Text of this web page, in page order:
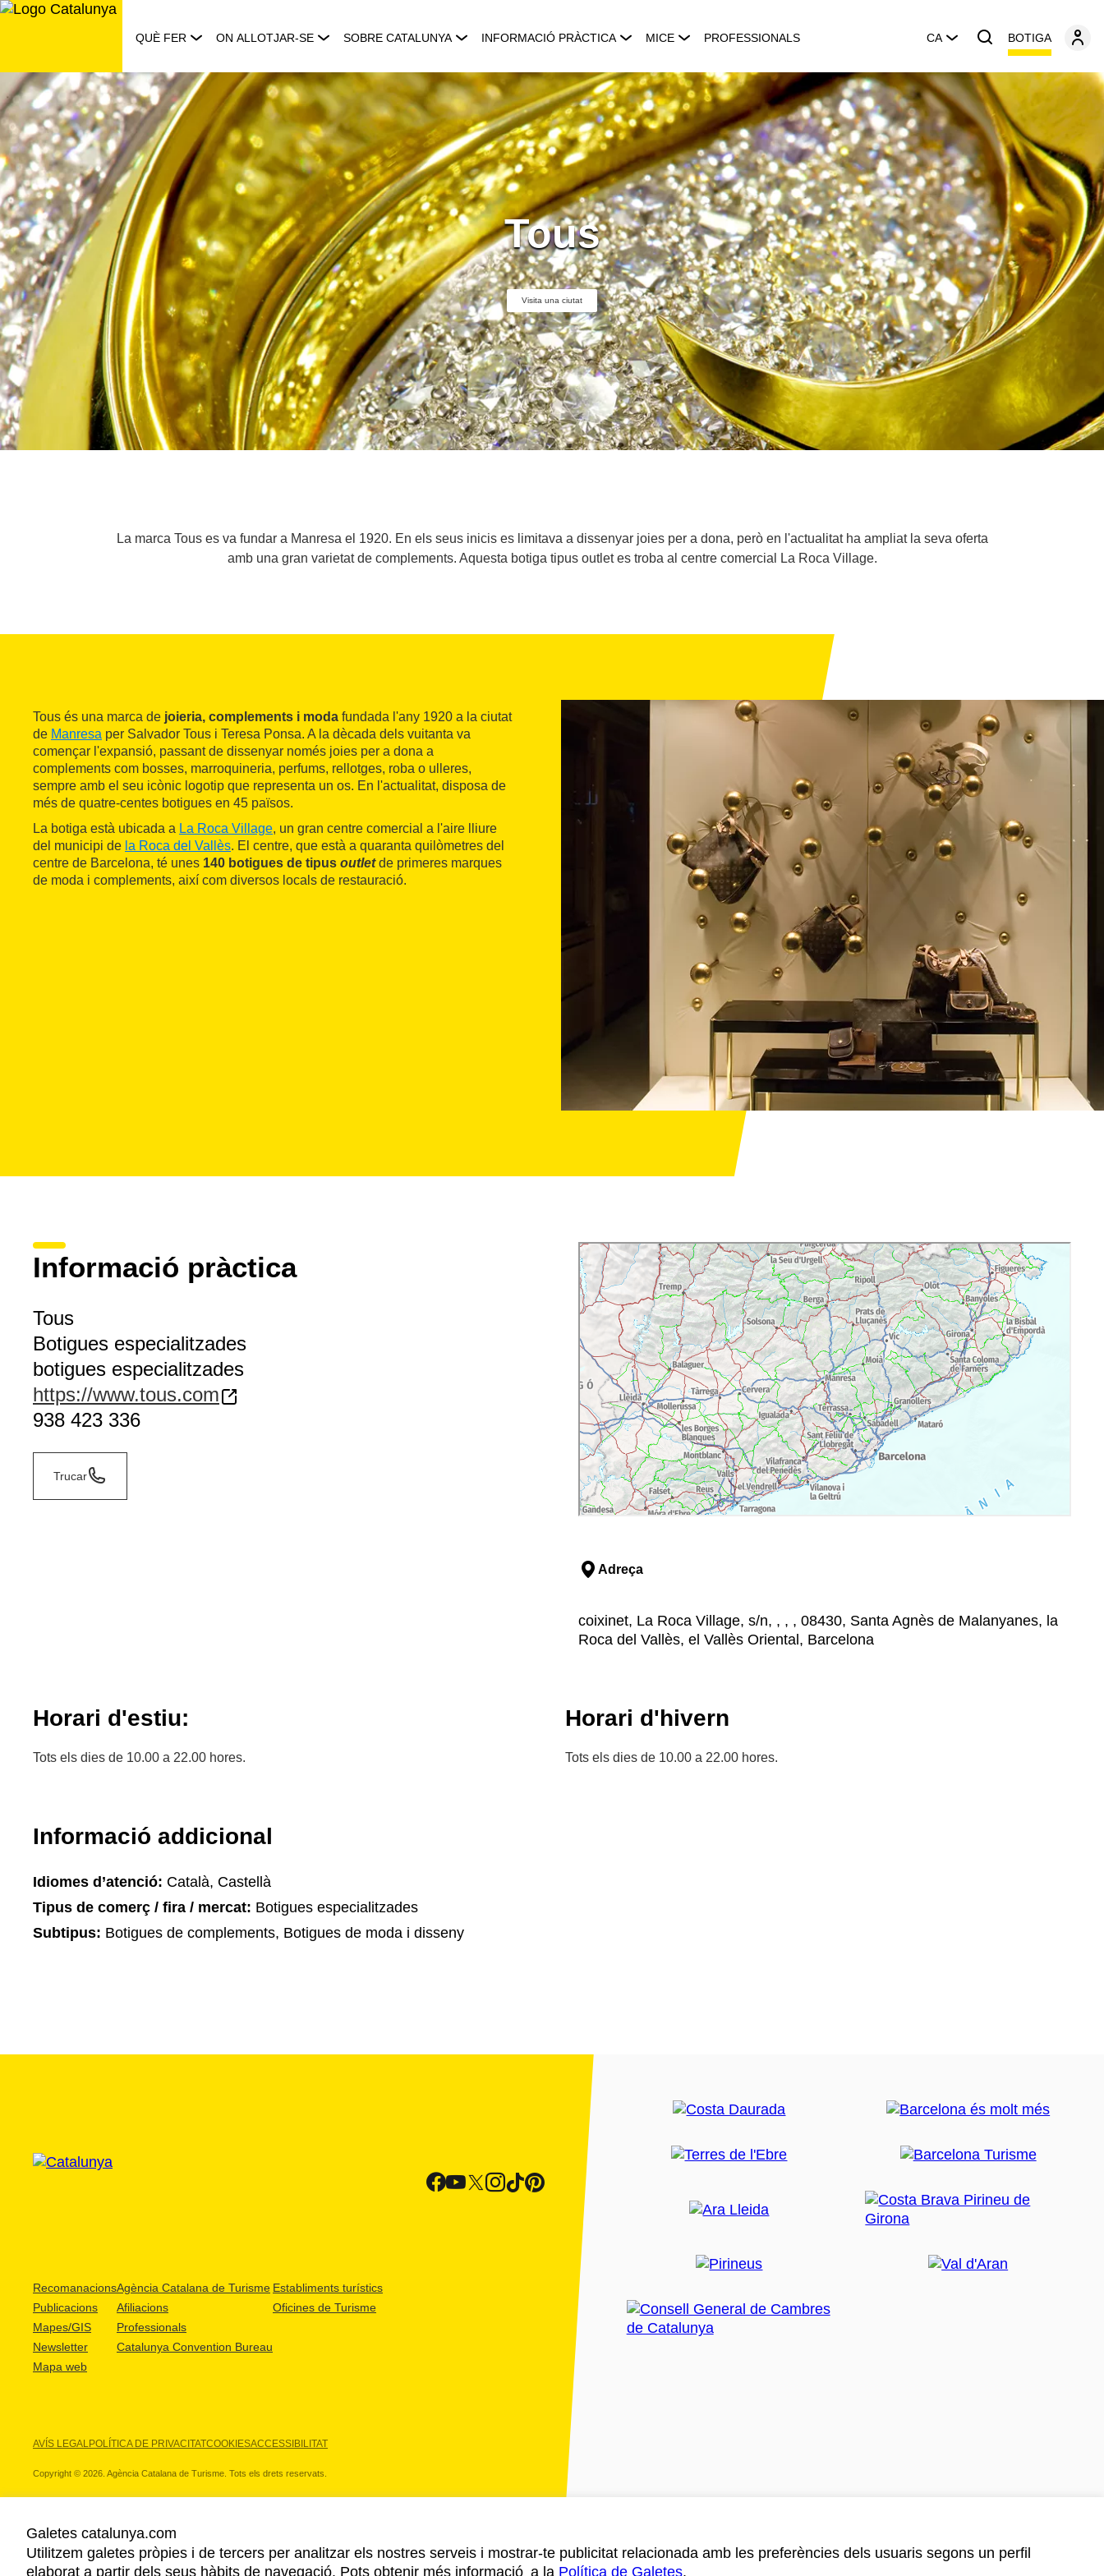
Saltar
QUÈ FER ON ALLOTJAR-SE SOBRE CATALUNYA INFORMACIÓ PRÀCTICA MICE PROFESSIONALS CA BOTIGA
Tous
Visita una ciutat
La marca Tous es va fundar a Manresa el 1920. En els seus inicis es limitava a dissenyar joies per a dona, però en l'actualitat ha ampliat la seva oferta
amb una gran varietat de complements. Aquesta botiga tipus outlet es troba al centre comercial La Roca Village.
Tous és una marca de joieria, complements i moda fundada l'any 1920 a la ciutat
de Manresa per Salvador Tous i Teresa Ponsa. A la dècada dels vuitanta va
començar l'expansió, passant de dissenyar només joies per a dona a
complements com bosses, marroquineria, perfums, rellotges, roba o ulleres,
sempre amb el seu icònic logotip que representa un os. En l'actualitat, disposa de
més de quatre-centes botigues en 45 països.
La botiga està ubicada a La Roca Village, un gran centre comercial a l'aire lliure
del municipi de la Roca del Vallès. El centre, que està a quaranta quilòmetres del
centre de Barcelona, té unes 140 botigues de tipus outletde primeres marques
de moda i complements, així com diversos locals de restauració.
Informació pràctica
Tous
Botigues especialitzades
botigues especialitzades
https://www.tous.com
938 423 336
Trucar
Adreça
coixinet, La Roca Village, s/n, , , , 08430, Santa Agnès de Malanyanes, la
Roca del Vallès, el Vallès Oriental, Barcelona
Horari d'estiu:
Tots els dies de 10.00 a 22.00 hores.
Horari d'hivern
Tots els dies de 10.00 a 22.00 hores.
Informació addicional
Idiomes d’atenció: Català, Castellà
Tipus de comerç / fira / mercat: Botigues especialitzades
Subtipus: Botigues de complements, Botigues de moda i disseny
Recomanacions
Publicacions
Mapes/GIS
Newsletter
Mapa web
Agència Catalana de Turisme
Afiliacions
Professionals
Catalunya Convention Bureau
Establiments turístics
Oficines de Turisme
AVÍS LEGALPOLÍTICA DE PRIVACITATCOOKIESACCESSIBILITAT
Copyright © 2026. Agència Catalana de Turisme. Tots els drets reservats.
ELS NOSTRES PARTNERS
Galetes catalunya.com
Utilitzem galetes pròpies i de tercers per analitzar els nostres serveis i mostrar-te publicitat relacionada amb les preferències dels usuaris segons un perfil
elaborat a partir dels seus hàbits de navegació. Pots obtenir més informació a la Política de Galetes.